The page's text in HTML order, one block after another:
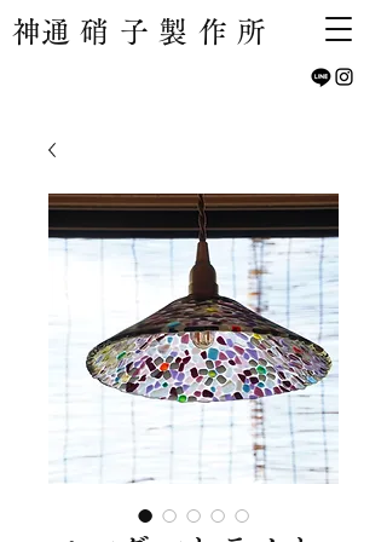
​神通硝子製作所